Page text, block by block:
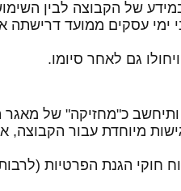
ימי עסקים ממועד דרישתה
מיוחדת עבור
חוקי הגנת הפרטיות (לרבות